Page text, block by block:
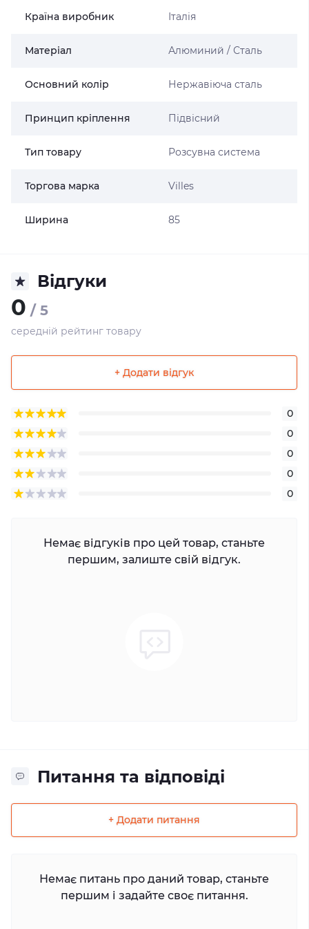
Країна виробник Італія
Матеріал Алюминий / Сталь
Основний колір Нержавіюча сталь
Принцип кріплення Підвісний
Тип товару Розсувна система
Торгова марка Villes
Ширина 85
Відгуки
0 / 5
середній рейтинг товару
+ Додати відгук
0
0
0
0
0
Немає відгуків про цей товар, станьте
першим, залиште свій відгук.
Питання та відповіді
+ Додати питання
Немає питань про даний товар, станьте
першим і задайте своє питання.